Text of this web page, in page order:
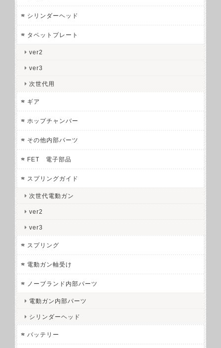
シリンダーヘッド
タペットプレート
ver2
ver3
次世代用
ギア
ホップチャンバー
その他内部パーツ
FET 電子部品
スプリングガイド
次世代電動ガン
ver2
ver3
スプリング
電動ガン軸受け
ノーブランド内部パーツ
電動ガン内部パーツ
シリンダーヘッド
バッテリー